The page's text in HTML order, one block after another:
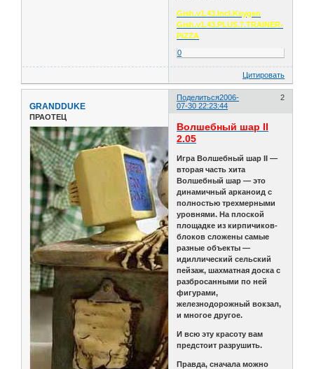
Gish.v1.43.Incl.Keygen
Gish.v1.43.PLUS.7.TRAINER-
PiZZA
0
Цитировать
Поделиться 2
2006-
07-30 22:23:44
GRANDDUKE
ПРАОТЕЦ
Волшебный шар II
2.05
Игра Волшебный шар II —
вторая часть хита
Волшебный шар — это
динамичный арканоид с
полностью трехмерными
уровнями. На плоской
площадке из кирпичиков-
блоков сложены самые
разные объекты —
идиллический сельский
пейзаж, шахматная доска с
разбросанными по ней
фигурами,
железнодорожный вокзал,
и многое другое.
И всю эту красоту вам
предстоит разрушить.
Правда, сначала можно